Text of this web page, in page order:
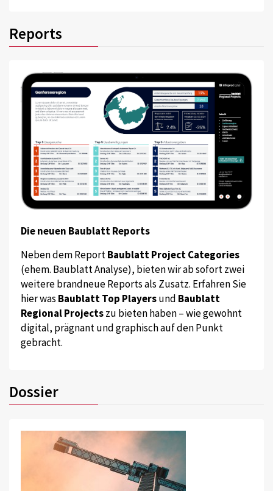
Reports
Die neuen Baublatt Reports
Neben dem ReportBaublatt Project Categories
(ehem. Baublatt Analyse), bieten wir ab sofort zwei
weitere brandneue Reports als Zusatz. Erfahren Sie
hier was Baublatt Top Playersund Baublatt
Regional Projectszu bieten haben – wie gewohnt
digital, prägnant und graphisch auf den Punkt
gebracht.
Dossier